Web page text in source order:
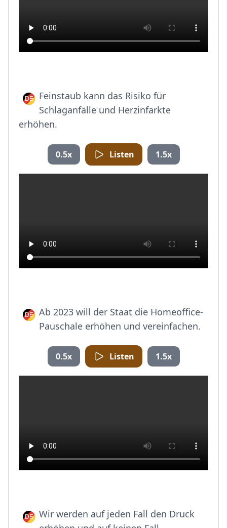
Feinstaub kann das Risiko für
Schlaganfälle und Herzinfarkte
erhöhen.
0.5x Listen 1.5x
Ab 2023 will der Staat die Homeoffice-
Pauschale erhöhen und vereinfachen.
0.5x Listen 1.5x
Wir werden auf jeden Fall den Druck